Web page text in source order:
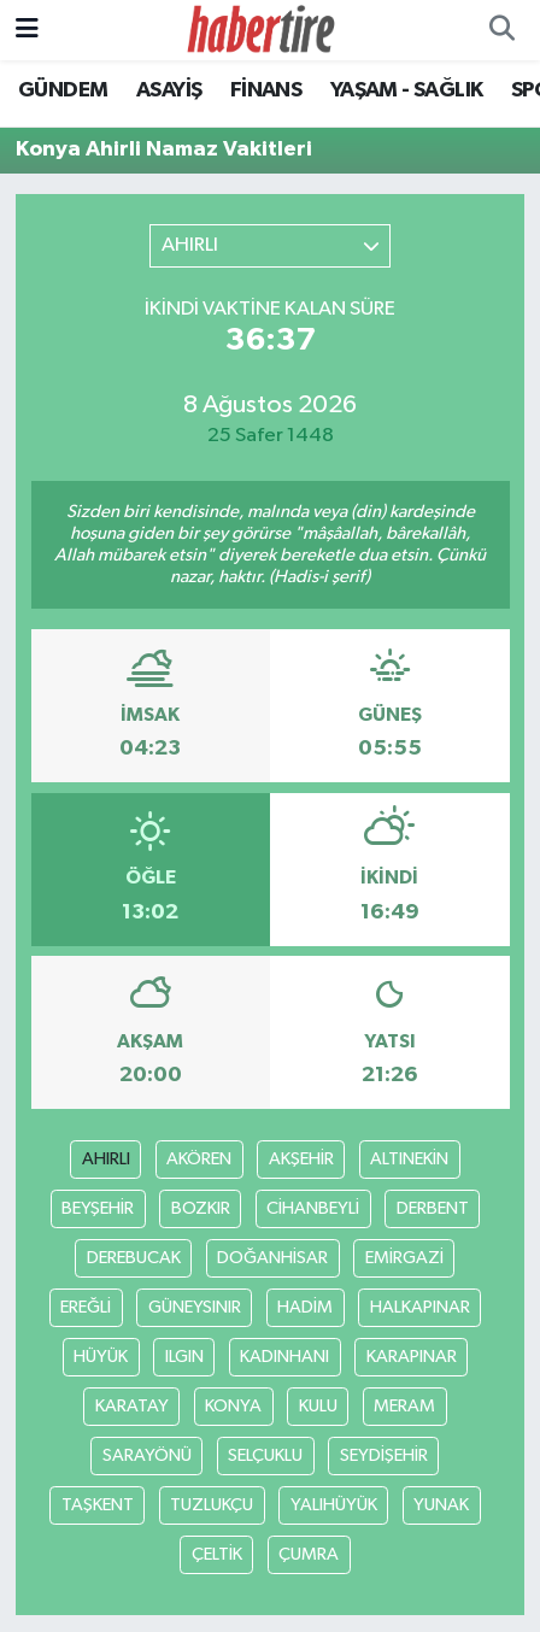
GÜNDEM ASAYİŞ FİNANS YAŞAM - SAĞLIK
Konya Ahirli Namaz Vakitleri
AHIRLI
İKINDI VAKTINE KALAN SÜRE
36:37
8 Ağustos 2026
25 Safer 1448
Sizden biri kendisinde, malında veya (din) kardeşinde
hoşuna giden bir şey görürse "mâşâallah, bârekallâh,
Allah mübarek etsin" diyerek bereketle dua etsin. Çünkü
nazar, haktır. (Hadis-i şerif)
İMSAK
04:23
GÜNEŞ
05:55
ÖĞLE
13:02
İKINDI
16:49
AKŞAM
20:00
YATSI
21:26
AHIRLI AKÖREN AKŞEHİR ALTINEKİN
BEYŞEHİR BOZKIR CİHANBEYLİ DERBENT
DEREBUCAK DOĞANHİSAR EMİRGAZİ
EREĞLİ GÜNEYSINIR HADİM HALKAPINAR
HÜYÜK ILGIN KADINHANI KARAPINAR
KARATAY KONYA KULU MERAM
SARAYÖNÜ SELÇUKLU SEYDİŞEHİR
TAŞKENT TUZLUKÇU YALIHÜYÜK YUNAK
ÇELTİK ÇUMRA
Tire Nöbetçi Eczaneler
Tire Hava Durumu
Son Dakika Haberleri